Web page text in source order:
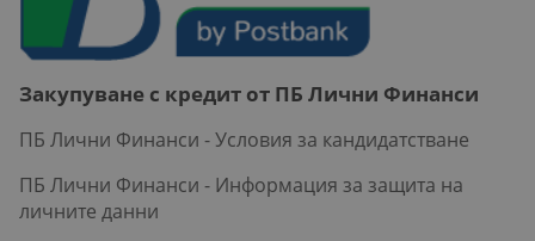
Закупуване с кредит от ПБ Лични Финанси
ПБ Лични Финанси - Условия за кандидатстване
ПБ Лични Финанси - Информация за защита на
личните данни